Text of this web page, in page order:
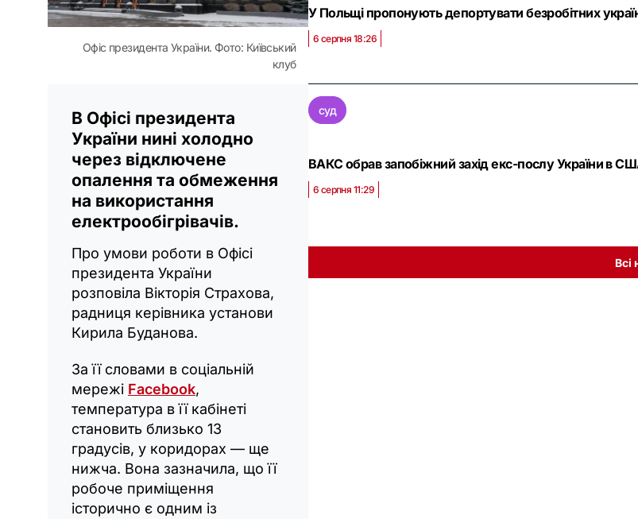
Офіс президента України. Фото: Київський
клуб
В Офісі президента
України нині холодно
через відключене
опалення та обмеження
на використання
електрообігрівачів.
Про умови роботи в Офісі
президента України
розповіла Вікторія Страхова,
радниця керівника установи
Кирила Буданова.
За її словами в соціальній
мережі Facebook,
температура в її кабінеті
становить близько 13
градусів, у коридорах — ще
нижча. Вона зазначила, що її
робоче приміщення
історично є одним із
У Польщі пропонують депортувати безробітних
6 серпня 18:26
суд
ВАКС обрав запобіжний захід екс-послу України в
6 серпня 11:29
Всі